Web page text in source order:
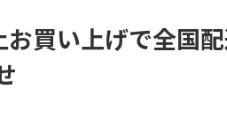
買い上げで全国